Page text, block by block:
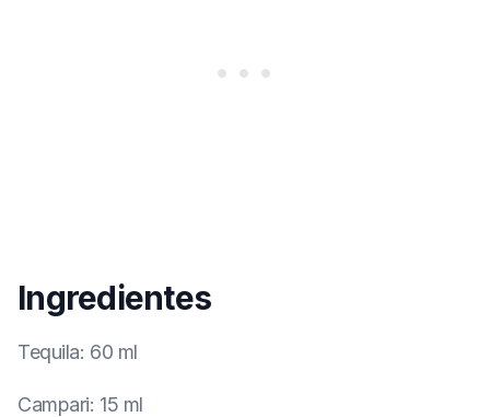
Ingredientes
Tequila: 60 ml
Campari: 15 ml